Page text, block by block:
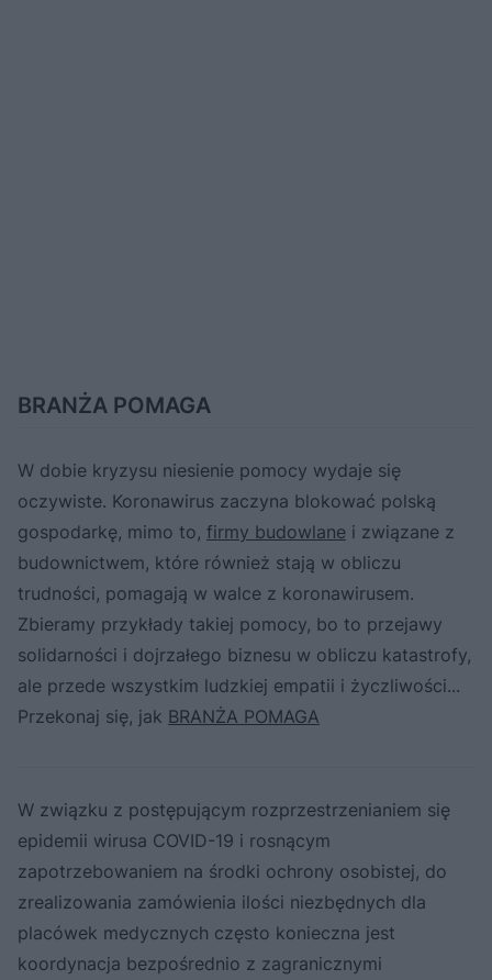
BRANŻA POMAGA
W dobie kryzysu niesienie pomocy wydaje się
oczywiste. Koronawirus zaczyna blokować polską
gospodarkę, mimo to, firmy budowlane i związane z
budownictwem, które również stają w obliczu
trudności, pomagają w walce z koronawirusem.
Zbieramy przykłady takiej pomocy, bo to przejawy
solidarności i dojrzałego biznesu w obliczu katastrofy,
ale przede wszystkim ludzkiej empatii i życzliwości...
Przekonaj się, jak BRANŻA POMAGA
W związku z postępującym rozprzestrzenianiem się
epidemii wirusa COVID-19 i rosnącym
zapotrzebowaniem na środki ochrony osobistej, do
zrealizowania zamówienia ilości niezbędnych dla
placówek medycznych często konieczna jest
koordynacja bezpośrednio z zagranicznymi